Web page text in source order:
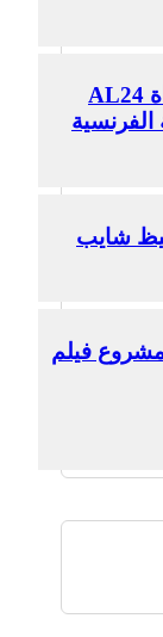
توقيف الصحفي الجزائري مهدي غزار بقناة AL24
شايب
فيلم